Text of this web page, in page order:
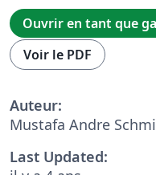
Ouvrir en tant que
Voir le PDF
Auteur:
Mustafa Andre
Last Updated: